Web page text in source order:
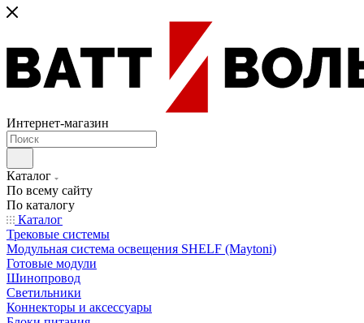
Интернет-магазин
Каталог
По всему сайту
По каталогу
Каталог
Трековые системы
Модульная система освещения SHELF (Maytoni)
Готовые модули
Шинопровод
Светильники
Коннекторы и аксессуары